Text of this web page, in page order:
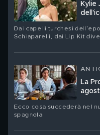
Kylie
Dai capelli turchesi
Schiaparelli, dai Lip Kit
compleanno. Ritratto di
contraddizioni
La
Ecco cosa succederà nel
spagnola